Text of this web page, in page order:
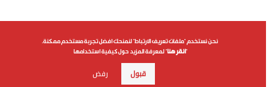
نحن نستخدم "ملفات تعريف الارتباط" لنمنحك افضل تجربة مستخدم ممكنة.
انقر هنا" لمعرفة المزيد حول كيفية استخدامها
قبول رفض